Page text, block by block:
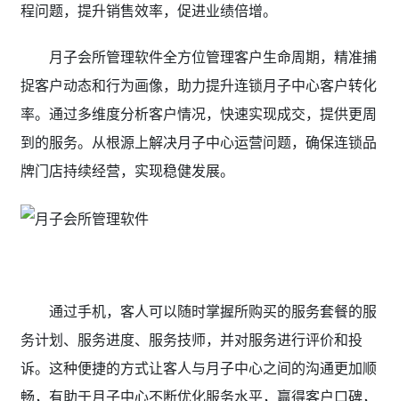
程问题，提升销售效率，促进业绩倍增。
月子会所管理软件全方位管理客户生命周期，精准捕
捉客户动态和行为画像，助力提升连锁月子中心客户转化
率。通过多维度分析客户情况，快速实现成交，提供更周
到的服务。从根源上解决月子中心运营问题，确保连锁品
牌门店持续经营，实现稳健发展。
通过手机，客人可以随时掌握所购买的服务套餐的服
务计划、服务进度、服务技师，并对服务进行评价和投
诉。这种便捷的方式让客人与月子中心之间的沟通更加顺
畅，有助于月子中心不断优化服务水平，赢得客户口碑，